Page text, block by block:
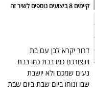
קיימים 8 ביצועים נוספים לשיר זה
דרור יקרא לבן עם בת
וינצורכם כמו בבת כמו בבת
נעים שמכם ולא יושבת
שבו ונוחו ביום שבת ביום שבת